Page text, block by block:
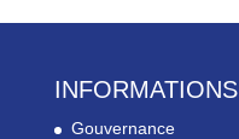
INFORMATIONS
Gouvernance